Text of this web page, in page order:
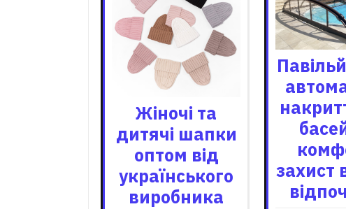
Жіночі та
дитячі шапки
оптом від
українського
виробника
захист